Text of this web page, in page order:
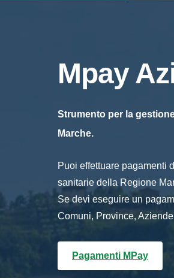
Mpay
Strumento per la
Marche.
Puoi effettuare pagamenti
sanitarie della Regione
Se devi eseguire un
Comuni, Province,
Pagamenti MPay